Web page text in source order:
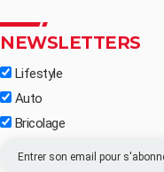
NEWSLETTERS
Lifestyle
Auto
Bricolage